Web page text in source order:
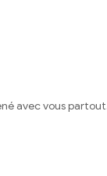
avec vous